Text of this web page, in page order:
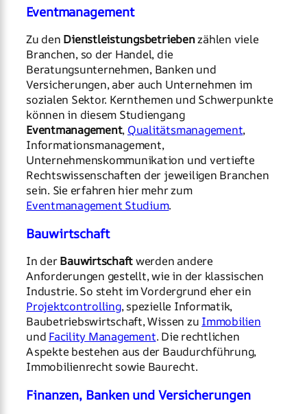
Eventmanagement
Zu den Dienstleistungsbetriebenzählen viele
Branchen, so der Handel, die
Beratungsunternehmen, Banken und
Versicherungen, aber auch Unternehmen im
sozialen Sektor. Kernthemen und Schwerpunkte
können in diesem Studiengang
Eventmanagement, Qualitätsmanagement,
Informationsmanagement,
Unternehmenskommunikation und vertiefte
Rechtswissenschaften der jeweiligen Branchen
sein. Sie erfahren hier mehr zum
Eventmanagement Studium.
Bauwirtschaft
In derBauwirtschaftwerden andere
Anforderungen gestellt, wie in der klassischen
Industrie. So steht im Vordergrund eher ein
Projektcontrolling, spezielle Informatik,
Baubetriebswirtschaft, Wissen zu Immobilien
und Facility Management. Die rechtlichen
Aspekte bestehen aus der Baudurchführung,
Immobilienrecht sowie Baurecht.
Finanzen, Banken und Versicherungen